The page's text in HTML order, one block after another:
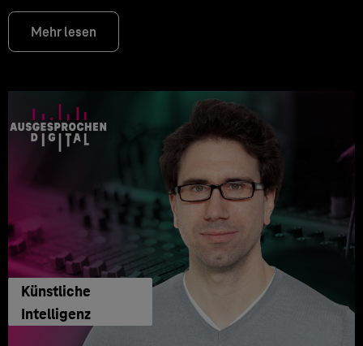
Mehr lesen
Künstliche
Intelligenz